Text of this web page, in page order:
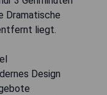
Dramatische
liegt.
Design